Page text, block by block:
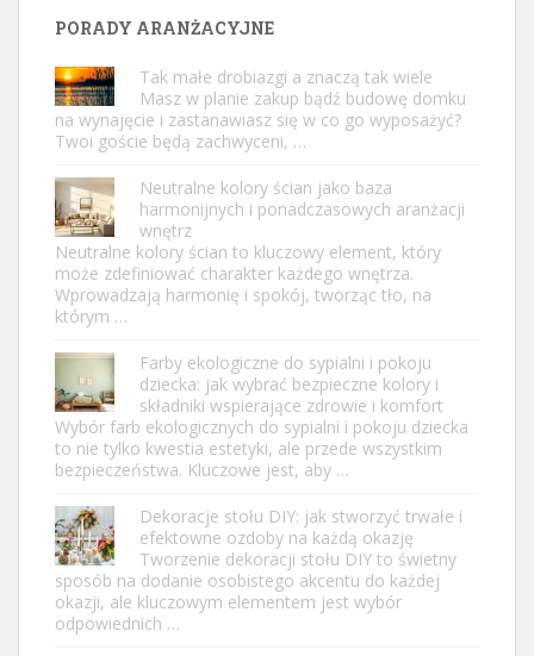
PORADY ARANŻACYJNE
Tak małe drobiazgi a znaczą tak wiele
Masz w planie zakup bądź budowę domku
na wynajęcie i zastanawiasz się w co go wyposażyć?
Twoi goście będą zachwyceni, …
Neutralne kolory ścian jako baza
harmonijnych i ponadczasowych aranżacji
wnętrz
Neutralne kolory ścian to kluczowy element, który
może zdefiniować charakter każdego wnętrza.
Wprowadzają harmonię i spokój, tworząc tło, na
którym …
Farby ekologiczne do sypialni i pokoju
dziecka: jak wybrać bezpieczne kolory i
składniki wspierające zdrowie i komfort
Wybór farb ekologicznych do sypialni i pokoju dziecka
to nie tylko kwestia estetyki, ale przede wszystkim
bezpieczeństwa. Kluczowe jest, aby …
Dekoracje stołu DIY: jak stworzyć trwałe i
efektowne ozdoby na każdą okazję
Tworzenie dekoracji stołu DIY to świetny
sposób na dodanie osobistego akcentu do każdej
okazji, ale kluczowym elementem jest wybór
odpowiednich …